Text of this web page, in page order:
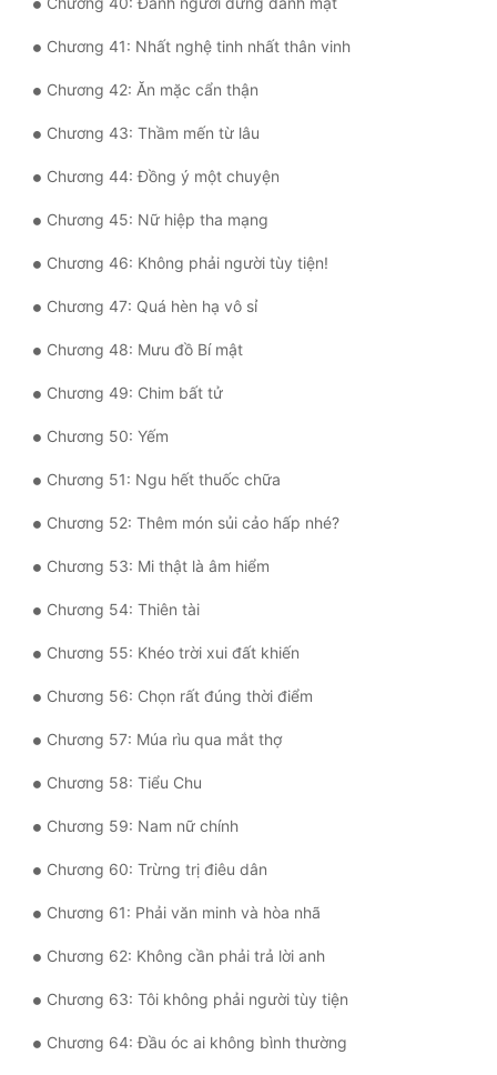
Điền Văn
Đô Thị
Đông Phương
Đông Phương Huyền Huyễn
Đồng Nhân
Cẩu Đạo Trường Sinh
Ngự Thú
Truyện Nam
Truyện Nữ
Vô Địch Lưu
Xây Dựng Thế Lực
Đam Mỹ
Đẹp Hiệp
Chương 41: Nhất nghệ tinh nhất thân vinh
Chương 42: Ăn mặc cẩn thận
Chương 43: Thầm mến từ lâu
Chương 44: Đồng ý một chuyện
Chương 45: Nữ hiệp tha mạng
Chương 46: Không phải người tùy tiện!
Chương 47: Quá hèn hạ vô sỉ
Chương 48: Mưu đồ Bí mật
Chương 49: Chim bất tử
Chương 50: Yếm
Chương 51: Ngu hết thuốc chữa
Chương 52: Thêm món sủi cảo hấp nhé?
Chương 53: Mi thật là âm hiểm
Chương 54: Thiên tài
Chương 55: Khéo trời xui đất khiến
Chương 56: Chọn rất đúng thời điểm
Chương 57: Múa rìu qua mắt thợ
Chương 58: Tiểu Chu
Chương 59: Nam nữ chính
Chương 60: Trừng trị điêu dân
Chương 61: Phải văn minh và hòa nhã
Chương 62: Không cần phải trả lời anh
Chương 63: Tôi không phải người tùy tiện
Chương 64: Đầu óc ai không bình thường